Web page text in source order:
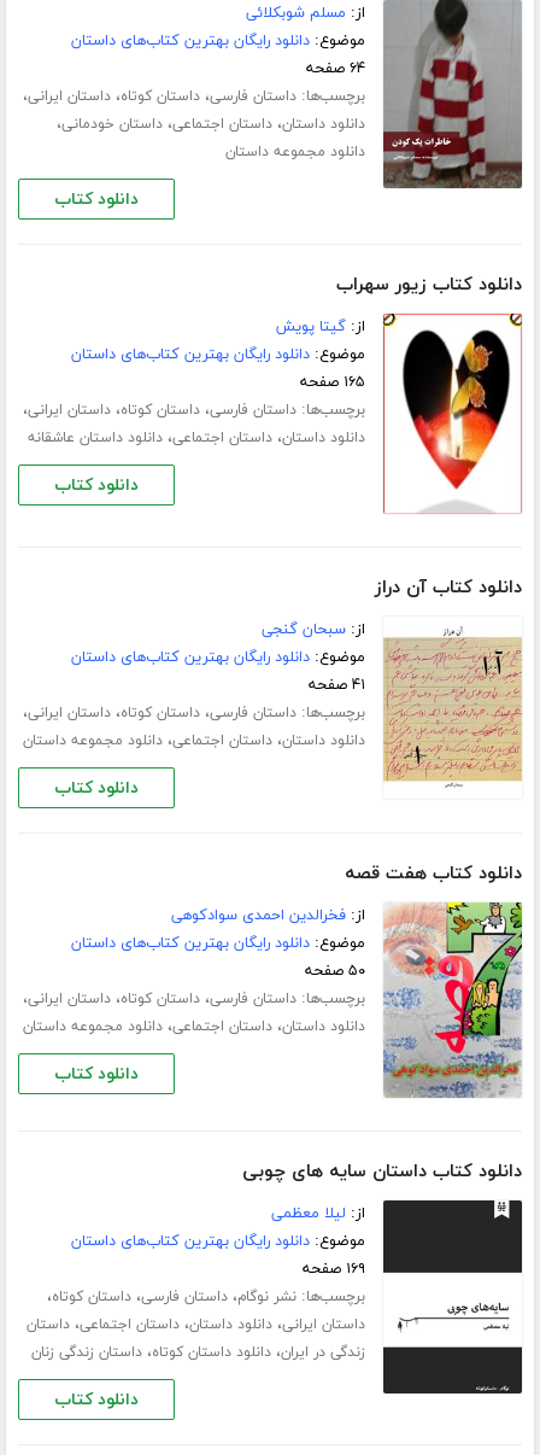
از: مسلم شوبکلائی
موضوع:دانلود رایگان بهترین کتاب‌های داستان
۶۴ صفحه
برچسب‌ها:داستان فارسی،داستان کوتاه،داستان ایرانی،
دانلود داستان،داستان اجتماعی،داستان خودمانی،
دانلود مجموعه داستان
دانلود کتاب
دانلود کتاب زیور سهراب
از:گیتا پویش
موضوع:دانلود رایگان بهترین کتاب‌های داستان
۱۶۵ صفحه
برچسب‌ها:داستان فارسی،داستان کوتاه،داستان ایرانی،
دانلود داستان،داستان اجتماعی،دانلود داستان عاشقانه
دانلود کتاب
دانلود کتاب آن دراز
از:سبحان گنجی
موضوع:دانلود رایگان بهترین کتاب‌های داستان
۴۱ صفحه
برچسب‌ها:داستان فارسی،داستان کوتاه،داستان ایرانی،
دانلود داستان،داستان اجتماعی،دانلود مجموعه داستان
دانلود کتاب
دانلود کتاب هفت قصه
از:فخرالدین احمدی سوادکوهی
موضوع:دانلود رایگان بهترین کتاب‌های داستان
۵۰ صفحه
برچسب‌ها:داستان فارسی،داستان کوتاه،داستان ایرانی،
دانلود داستان،داستان اجتماعی،دانلود مجموعه داستان
دانلود کتاب
دانلود کتاب داستان سایه های چوبی
از: لیلا معظمی
موضوع:دانلود رایگان بهترین کتاب‌های داستان
۱۶۹ صفحه
برچسب‌ها:نشر نوگام،داستان فارسی،داستان کوتاه،
داستان ایرانی،دانلود داستان،داستان اجتماعی،داستان
زندگی در ایران،دانلود داستان کوتاه،داستان زندگی زنان
دانلود کتاب